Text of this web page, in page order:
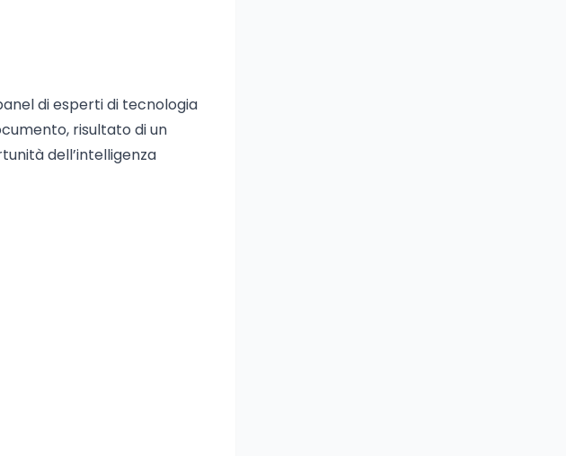
di esperti di tecnologia
risultato di un
dell’intelligenza